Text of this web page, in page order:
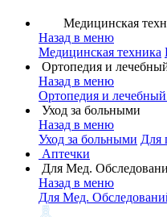
Медицинская
Назад в меню
Медицинская техника
Ортопедия и
Назад в меню
Ортопедия и
Уход за больными
Назад в меню
Уход за больными Для
Аптечки
Для Мед.
Назад в меню
Для Мед.